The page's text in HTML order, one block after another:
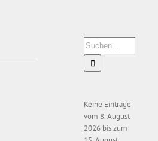
Suche
nach:
Keine Einträge
vom 8. August
2026 bis zum